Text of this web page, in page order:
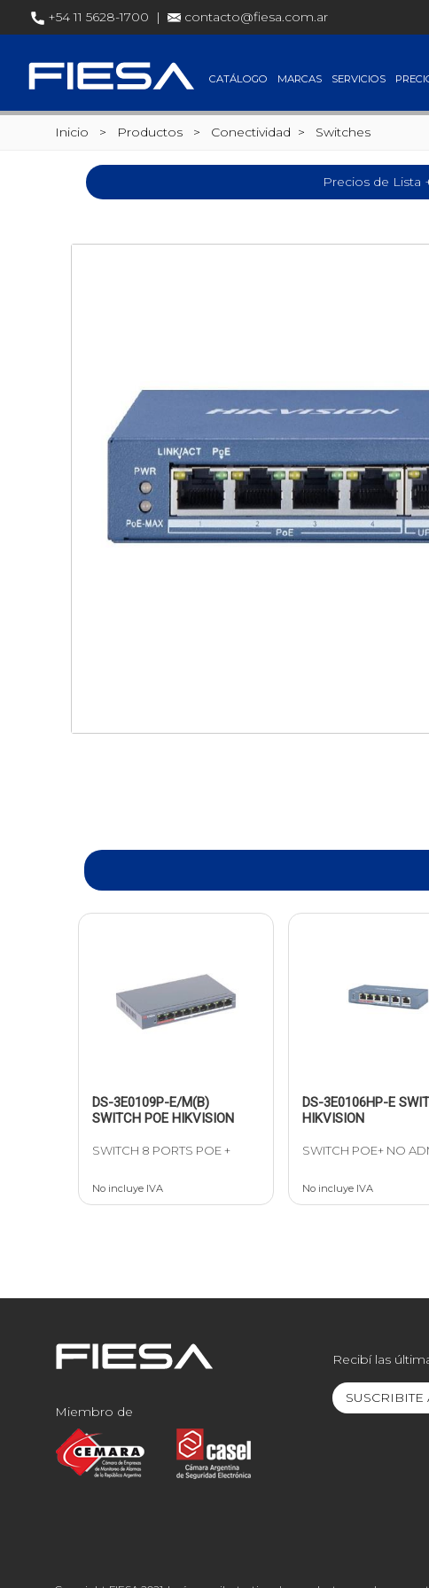
+54 11 5628-1700 | contacto@fiesa.com.ar
CATÁLOGO MARCAS SERVICIOS
Inicio > Productos > Conectividad > Switches
Precios de Lista
DS-3E0109P-E/M(B)
SWITCH POE HIKVISION
SWITCH 8 PORTS POE +
No incluye IVA
DS-3E0106HP-E
HIKVISION
SWITCH POE+ NO
No incluye IVA
Miembro de
Recibí las
SUSCRIBITE